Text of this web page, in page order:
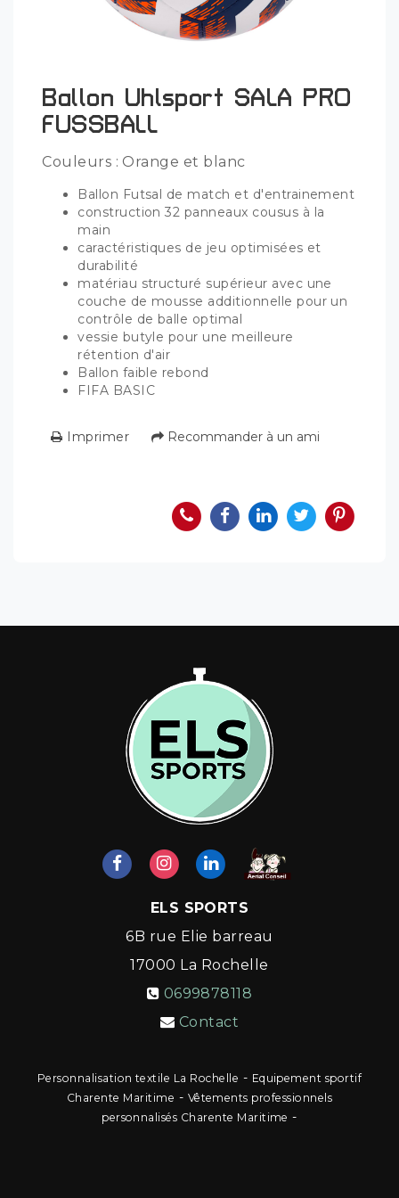
Ballon Uhlsport SALA PRO
FUSSBALL
Couleurs : Orange et blanc
Ballon Futsal de match et d'entrainement
construction 32 panneaux cousus à la
main
caractéristiques de jeu optimisées et
durabilité
matériau structuré supérieur avec une
couche de mousse additionnelle pour un
contrôle de balle optimal
vessie butyle pour une meilleure
rétention d'air
Ballon faible rebond
FIFA BASIC
Imprimer Recommander à un ami
ELS SPORTS
6B rue Elie barreau
17000 La Rochelle
0699878118
Contact
Personnalisation textile La Rochelle - Equipement sportif
Charente Maritime - Vêtements professionnels
personnalisés Charente Maritime -